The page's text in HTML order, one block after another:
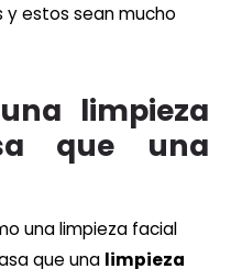
estos sean mucho
limpieza
que una
una limpieza facial
que una limpieza